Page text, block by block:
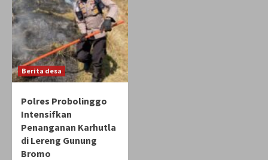
Berita desa
Polres Probolinggo
Intensifkan
Penanganan Karhutla
di Lereng Gunung
Bromo